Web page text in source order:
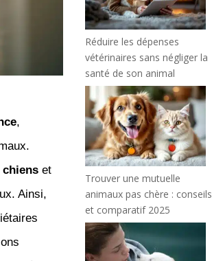
,
chienset
Ainsi,
Réduire les dépenses
vétérinaires sans négliger la
santé de son animal
Trouver une mutuelle
animaux pas chère : conseils
et comparatif 2025